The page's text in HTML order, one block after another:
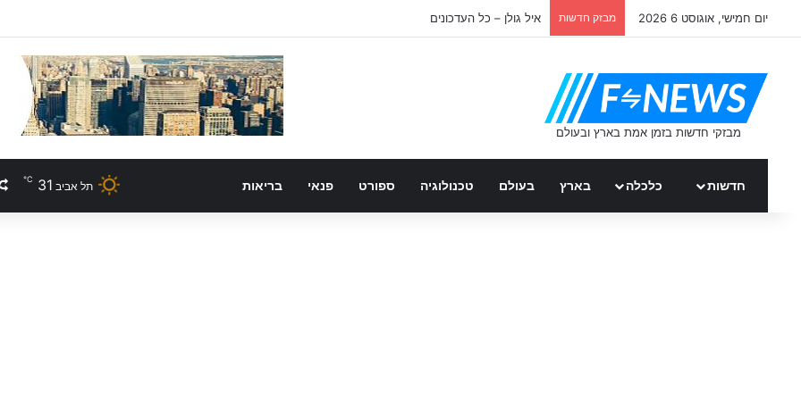
יום חמישי, אוגוסט 6 2026 מבזק חדשות איל גולן – כל העדכונים
חדשות כלכלה בארץ בעולם טכנולוגיה ספורט פנאי בריאות תל אביב 31
℃